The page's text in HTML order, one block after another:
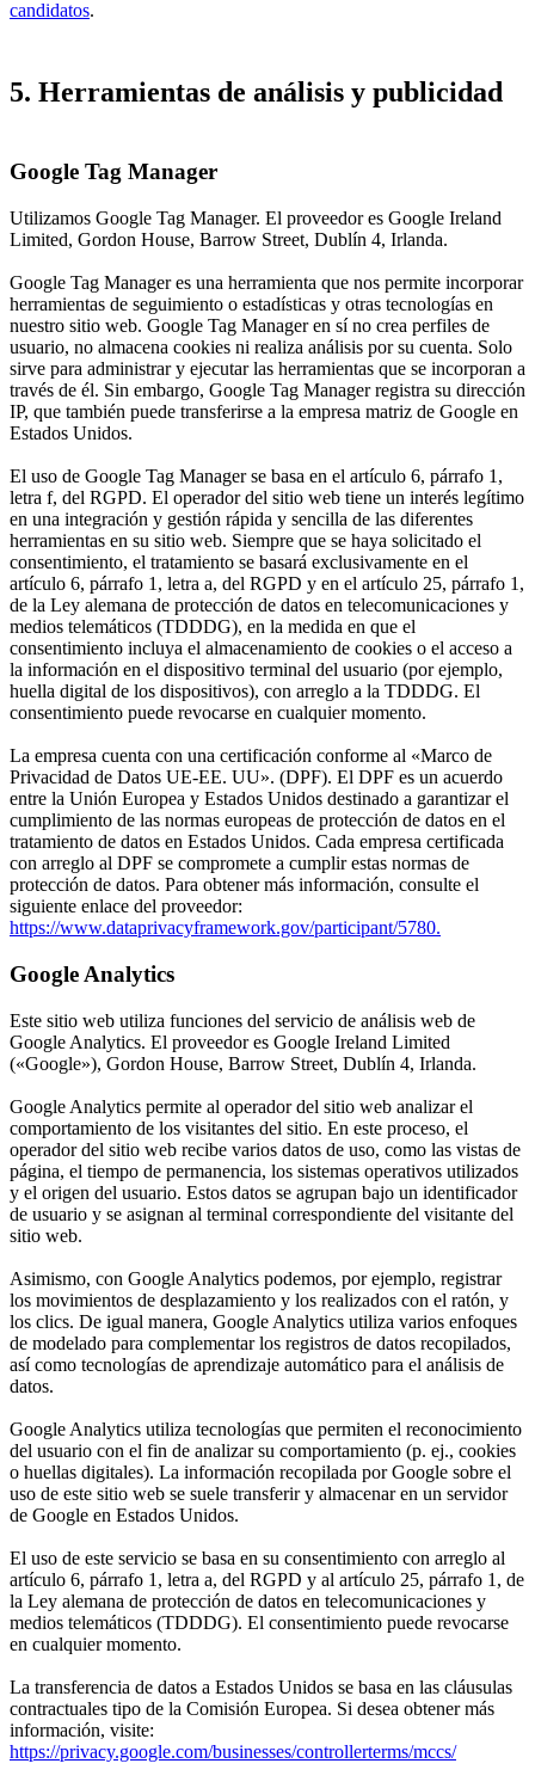
candidatos.
5. Herramientas de análisis y publicidad
Google Tag Manager
Utilizamos Google Tag Manager. El proveedor es Google Ireland
Limited, Gordon House, Barrow Street, Dublín 4, Irlanda.
Google Tag Manager es una herramienta que nos permite incorporar
herramientas de seguimiento o estadísticas y otras tecnologías en
nuestro sitio web. Google Tag Manager en sí no crea perfiles de
usuario, no almacena cookies ni realiza análisis por su cuenta. Solo
sirve para administrar y ejecutar las herramientas que se incorporan a
través de él. Sin embargo, Google Tag Manager registra su dirección
IP, que también puede transferirse a la empresa matriz de Google en
Estados Unidos.
El uso de Google Tag Manager se basa en el artículo 6, párrafo 1,
letra f, del RGPD. El operador del sitio web tiene un interés legítimo
en una integración y gestión rápida y sencilla de las diferentes
herramientas en su sitio web. Siempre que se haya solicitado el
consentimiento, el tratamiento se basará exclusivamente en el
artículo 6, párrafo 1, letra a, del RGPD y en el artículo 25, párrafo 1,
de la Ley alemana de protección de datos en telecomunicaciones y
medios telemáticos (TDDDG), en la medida en que el
consentimiento incluya el almacenamiento de cookies o el acceso a
la información en el dispositivo terminal del usuario (por ejemplo,
huella digital de los dispositivos), con arreglo a la TDDDG. El
consentimiento puede revocarse en cualquier momento.
La empresa cuenta con una certificación conforme al «Marco de
Privacidad de Datos UE-EE. UU». (DPF). El DPF es un acuerdo
entre la Unión Europea y Estados Unidos destinado a garantizar el
cumplimiento de las normas europeas de protección de datos en el
tratamiento de datos en Estados Unidos. Cada empresa certificada
con arreglo al DPF se compromete a cumplir estas normas de
protección de datos. Para obtener más información, consulte el
siguiente enlace del proveedor:
https://www.dataprivacyframework.gov/participant/5780.
Google Analytics
Este sitio web utiliza funciones del servicio de análisis web de
Google Analytics. El proveedor es Google Ireland Limited
(«Google»), Gordon House, Barrow Street, Dublín 4, Irlanda.
Google Analytics permite al operador del sitio web analizar el
comportamiento de los visitantes del sitio. En este proceso, el
operador del sitio web recibe varios datos de uso, como las vistas de
página, el tiempo de permanencia, los sistemas operativos utilizados
y el origen del usuario. Estos datos se agrupan bajo un identificador
de usuario y se asignan al terminal correspondiente del visitante del
sitio web.
Asimismo, con Google Analytics podemos, por ejemplo, registrar
los movimientos de desplazamiento y los realizados con el ratón, y
los clics. De igual manera, Google Analytics utiliza varios enfoques
de modelado para complementar los registros de datos recopilados,
así como tecnologías de aprendizaje automático para el análisis de
datos.
Google Analytics utiliza tecnologías que permiten el reconocimiento
del usuario con el fin de analizar su comportamiento (p. ej., cookies
o huellas digitales). La información recopilada por Google sobre el
uso de este sitio web se suele transferir y almacenar en un servidor
de Google en Estados Unidos.
El uso de este servicio se basa en su consentimiento con arreglo al
artículo 6, párrafo 1, letra a, del RGPD y al artículo 25, párrafo 1, de
la Ley alemana de protección de datos en telecomunicaciones y
medios telemáticos (TDDDG). El consentimiento puede revocarse
en cualquier momento.
La transferencia de datos a Estados Unidos se basa en las cláusulas
contractuales tipo de la Comisión Europea. Si desea obtener más
información, visite:
https://privacy.google.com/businesses/controllerterms/mccs/